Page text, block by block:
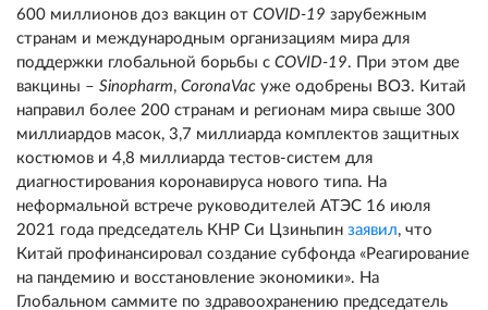
600 миллионов доз вакцин от COVID-19 зарубежным
странам и международным организациям мира для
поддержки глобальной борьбы с COVID-19. При этом две
вакцины – Sinopharm, CoronaVac уже одобрены ВОЗ. Китай
направил более 200 странам и регионам мира свыше 300
миллиардов масок, 3,7 миллиарда комплектов защитных
костюмов и 4,8 миллиарда тестов-систем для
диагностирования коронавируса нового типа. На
неформальной встрече руководителей АТЭС 16 июля
2021 года председатель КНР Си Цзиньпин заявил, что
Китай профинансировал создание субфонда «Реагирование
на пандемию и восстановление экономики». На
Глобальном саммите по здравоохранению председатель